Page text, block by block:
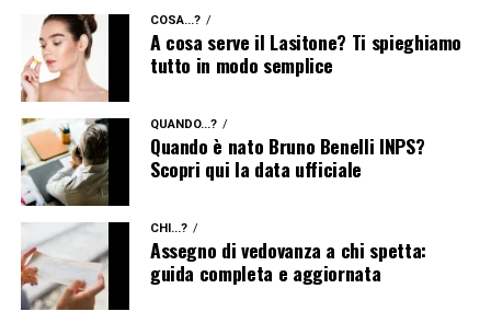
COSA...?
A cosa serve il Lasitone? Ti spieghiamo
tutto in modo semplice
QUANDO...?
Quando è nato Bruno Benelli INPS?
Scopri qui la data ufficiale
CHI...?
Assegno di vedovanza a chi spetta:
guida completa e aggiornata